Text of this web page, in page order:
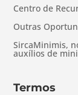
Centro de
Outras
SircaMinimis,
auxílios de
Termos